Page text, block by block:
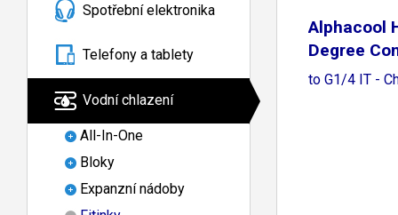
Spotřební elektronika
Telefony a tablety
Vodní chlazení
All-In-One
Bloky
Expanzní nádoby
Alphacool
Degree
IT
to G1/4 IT -